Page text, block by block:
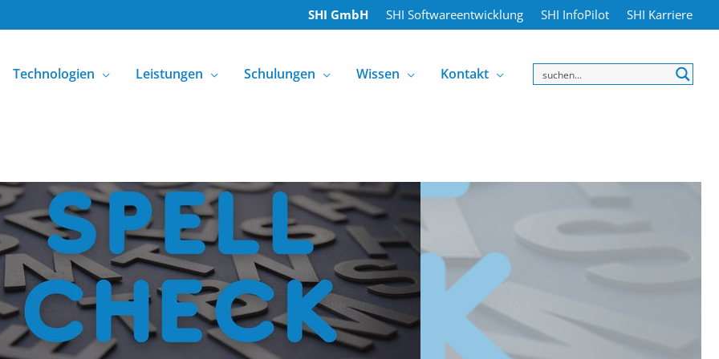
SHI GmbH SHI Softwareentwicklung SHI InfoPilot SHI Karriere
Technologien Leistungen Schulungen Wissen Kontakt